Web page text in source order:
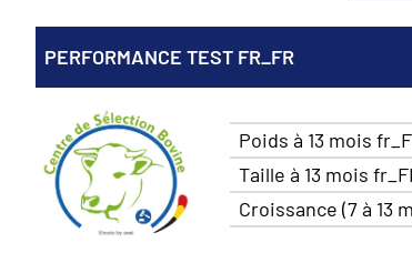
PERFORMANCE TEST FR_FR
Poids à 13 mois
Taille à 13 mois
Croissance (7 à 13